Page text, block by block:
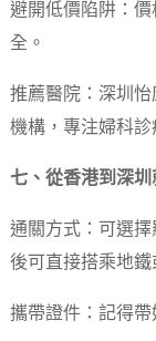
避開低價陷阱：
全。
推薦醫院：深圳怡
機構，專注婦科
七、從香港到深
通關方式：可選
後可直接搭乘地鐵
攜帶證件：記得帶